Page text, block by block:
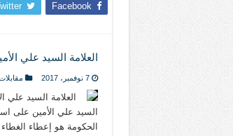
Facebook
العلامة السيد علي
7 نوفمبر، 2017
العلامة السيد علي
السيد علي الأمين على
الحكومة هو إعطاء